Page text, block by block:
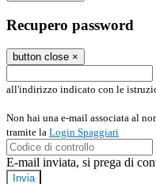
Recupero password
button close ×
all'indirizzo indicato con le
Non hai una e-mail associata al
tramite la Login Spaggiari
E-mail inviata, si prega di